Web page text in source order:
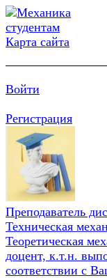
Карта сайта
Войти
Регистрация
Преподаватель
Техническая
Теоретическая
доцент, к.т.н.
соответствии с